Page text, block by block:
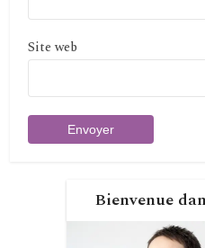
Site web
Bienvenue